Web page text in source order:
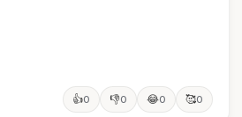
👍0 👎0 😂0 🥰0